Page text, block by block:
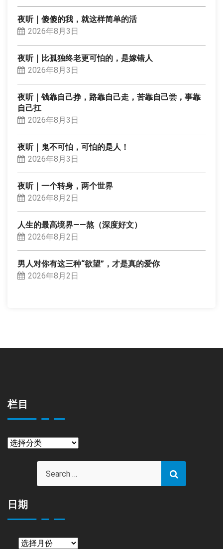
夜听｜傻傻的我，就这样简单的活
2026年8月3日
夜听｜比孤独终老更可怕的，是嫁错人
2026年8月3日
夜听｜钱靠自己挣，路靠自己走，苦靠自己尝，事靠
自己扛
2026年8月3日
夜听｜鬼不可怕，可怕的是人！
2026年8月3日
夜听｜一个转身，两个世界
2026年8月2日
人生的最高境界——熬（深度好文）
2026年8月2日
男人对你有这三种“欲望”，才是真的爱你
2026年8月2日
栏目
栏
日期